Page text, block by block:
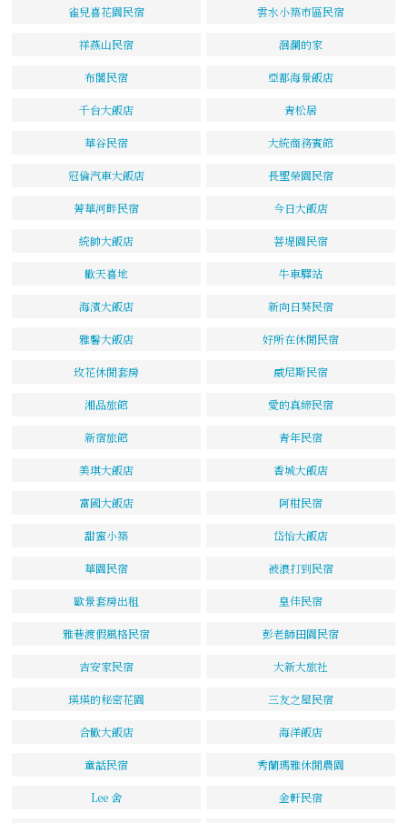
雀兒喜花園民宿 雲水小築市區民宿
祥燕山民宿 洄瀾的家
布閣民宿 亞都海景飯店
千台大飯店 青松居
華谷民宿 大統商務賓館
冠倫汽車大飯店 長聖榮園民宿
菁華河畔民宿 今日大飯店
統帥大飯店 菩堤園民宿
歡天喜地 牛車驛站
海濱大飯店 新向日葵民宿
雅馨大飯店 好所在休閒民宿
玫花休閒套房 威尼斯民宿
湘品旅館 愛的真締民宿
新宿旅館 青年民宿
美琪大飯店 香城大飯店
富國大飯店 阿柑民宿
甜蜜小築 岱怡大飯店
華園民宿 被浪打到民宿
歐景套房出租 皇佳民宿
雅巷渡假風格民宿 彭老師田園民宿
吉安家民宿 大新大旅社
瑛瑛的秘密花園 三友之屋民宿
合歡大飯店 海洋飯店
童話民宿 秀蘭瑪雅休閒農園
Lee 舍 金軒民宿